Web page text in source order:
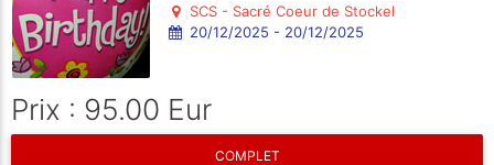
SCS - Sacré Coeur de Stockel
20/12/2025 - 20/12/2025
Prix : 95.00 Eur
COMPLET